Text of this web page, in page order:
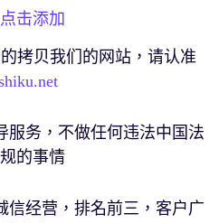
点击添加
拷贝我们的网站，请认准
服务，不做任何违法中国法
的事情
信经营，排名前三，客户广